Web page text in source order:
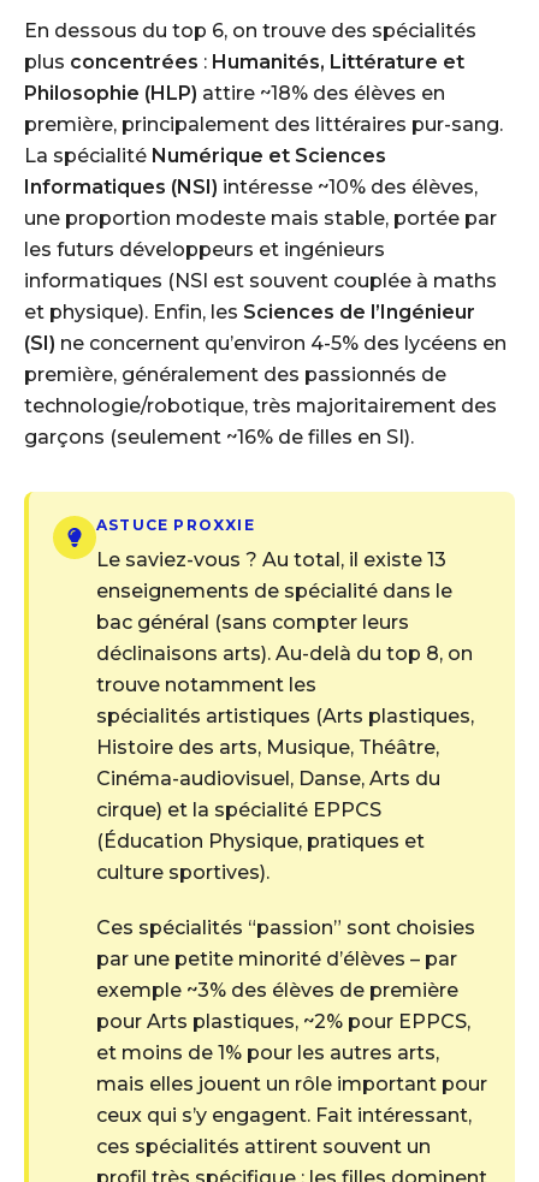
En dessous du top 6, on trouve des spécialités
plus concentrées : Humanités, Littérature et
Philosophie (HLP) attire ~18% des élèves en
première, principalement des littéraires pur-sang.
La spécialité Numérique et Sciences
Informatiques (NSI) intéresse ~10% des élèves,
une proportion modeste mais stable, portée par
les futurs développeurs et ingénieurs
informatiques (NSI est souvent couplée à maths
et physique). Enfin, les Sciences de l’Ingénieur
(SI) ne concernent qu’environ 4-5% des lycéens en
première, généralement des passionnés de
technologie/robotique, très majoritairement des
garçons (seulement ~16% de filles en SI).
ASTUCE PROXXIE
Le saviez-vous ? Au total, il existe 13
enseignements de spécialité dans le
bac général (sans compter leurs
déclinaisons arts). Au-delà du top 8, on
trouve notamment les
spécialités artistiques (Arts plastiques,
Histoire des arts, Musique, Théâtre,
Cinéma-audiovisuel, Danse, Arts du
cirque) et la spécialité EPPCS
(Éducation Physique, pratiques et
culture sportives).
Ces spécialités “passion” sont choisies
par une petite minorité d’élèves – par
exemple ~3% des élèves de première
pour Arts plastiques, ~2% pour EPPCS,
et moins de 1% pour les autres arts,
mais elles jouent un rôle important pour
ceux qui s’y engagent. Fait intéressant,
ces spécialités attirent souvent un